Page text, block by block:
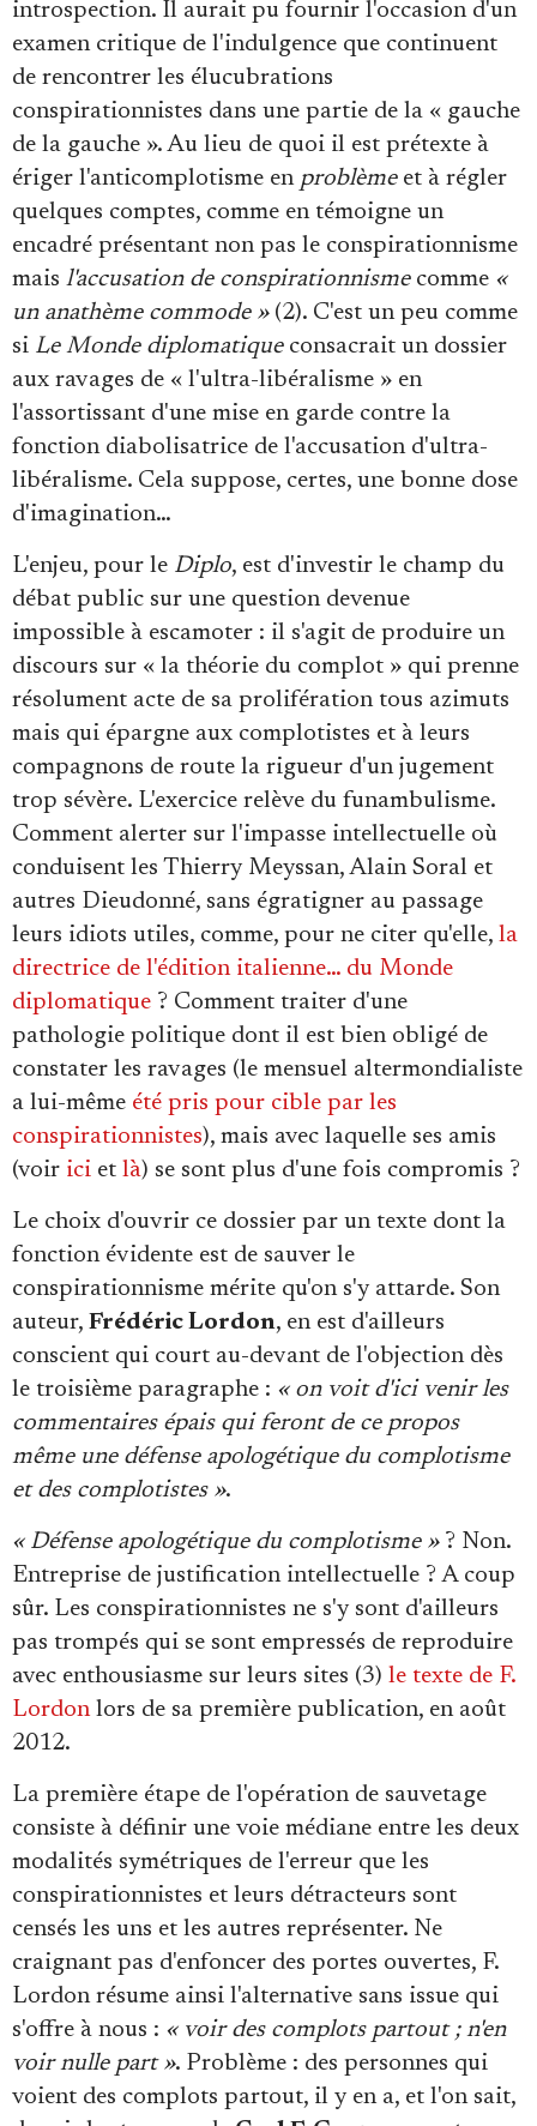
introspection. Il aurait pu fournir l'occasion d'un
examen critique de l'indulgence que continuent
de rencontrer les élucubrations
conspirationnistes dans une partie de la « gauche
de la gauche ». Au lieu de quoi il est prétexte à
ériger l'anticomplotisme en problèmeet à régler
quelques comptes, comme en témoigne un
encadré présentant non pas le conspirationnisme
mais l'accusation de conspirationnismecomme «
un anathème commode »(2). C'est un peu comme
si Le Monde diplomatiqueconsacrait un dossier
aux ravages de « l'ultra-libéralisme » en
l'assortissant d'une mise en garde contre la
fonction diabolisatrice de l'accusation d'ultra-
libéralisme. Cela suppose, certes, une bonne dose
d'imagination…
L'enjeu, pour le Diplo, est d'investir le champ du
débat public sur une question devenue
impossible à escamoter : il s'agit de produire un
discours sur « la théorie du complot » qui prenne
résolument acte de sa prolifération tous azimuts
mais qui épargne aux complotistes et à leurs
compagnons de route la rigueur d'un jugement
trop sévère. L'exercice relève du funambulisme.
Comment alerter sur l'impasse intellectuelle où
conduisent les Thierry Meyssan, Alain Soral et
autres Dieudonné, sans égratigner au passage
leurs idiots utiles, comme, pour ne citer qu'elle, la
directrice de l'édition italienne… du Monde
diplomatique ? Comment traiter d'une
pathologie politique dont il est bien obligé de
constater les ravages (le mensuel altermondialiste
a lui-même été pris pour cible par les
conspirationnistes), mais avec laquelle ses amis
(voir ici et là) se sont plus d'une fois compromis ?
Le choix d'ouvrir ce dossier par un texte dont la
fonction évidente est de sauver le
conspirationnisme mérite qu'on s'y attarde. Son
auteur, Frédéric Lordon, en est d'ailleurs
conscient qui court au-devant de l'objection dès
le troisième paragraphe : « on voit d'ici venir les
commentaires épais qui feront de ce propos
même une défense apologétique du complotisme
et des complotistes ».
« Défense apologétique du complotisme »? Non.
Entreprise de justification intellectuelle ? A coup
sûr. Les conspirationnistes ne s'y sont d'ailleurs
pas trompés qui se sont empressés de reproduire
avec enthousiasme sur leurs sites (3) le texte de F.
Lordonlors de sa première publication, en août
2012.
La première étape de l'opération de sauvetage
consiste à définir une voie médiane entre les deux
modalités symétriques de l'erreur que les
conspirationnistes et leurs détracteurs sont
censés les uns et les autres représenter. Ne
craignant pas d'enfoncer des portes ouvertes, F.
Lordon résume ainsi l'alternative sans issue qui
s'offre à nous : « voir des complots partout ; n'en
voir nulle part ». Problème : des personnes qui
voient des complots partout, il y en a, et l'on sait,